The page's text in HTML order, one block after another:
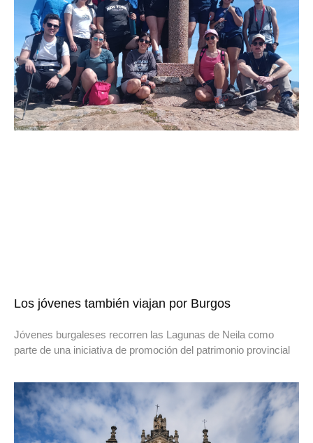
Los jóvenes también viajan por Burgos
Jóvenes burgaleses recorren las Lagunas de Neila como
parte de una iniciativa de promoción del patrimonio provincial